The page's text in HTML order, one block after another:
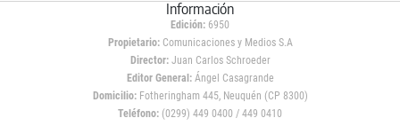
Información
Edición: 6950
Propietario:Comunicaciones y Medios S.A
Director: Juan Carlos Schroeder
Editor General:Ángel Casagrande
Domicilio:Fotheringham 445, Neuquén (CP 8300)
Teléfono: (0299) 449 0400 / 449 0410